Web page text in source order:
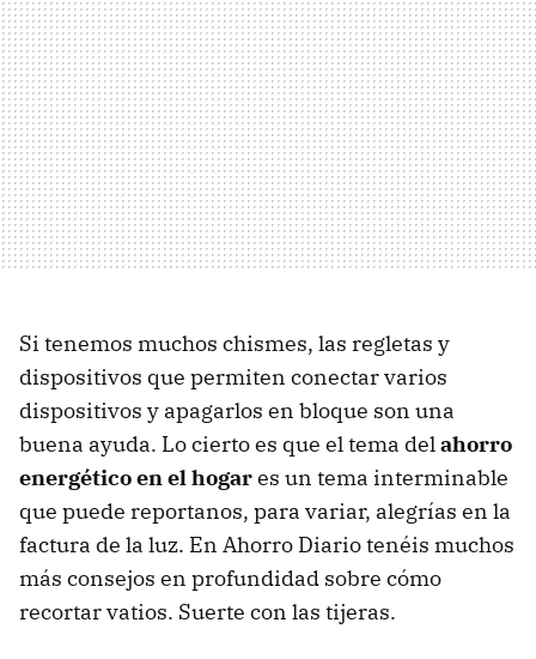
Si tenemos muchos chismes, las regletas y
dispositivos que permiten conectar varios
dispositivos y apagarlos en bloque son una
buena ayuda. Lo cierto es que el tema delahorro
energético en el hogares un tema interminable
que puede reportanos, para variar, alegrías en la
factura de la luz. En Ahorro Diario tenéis muchos
más consejos en profundidad sobre cómo
recortar vatios. Suerte con las tijeras.